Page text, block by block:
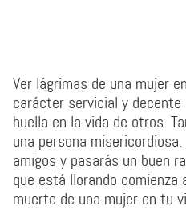
Ver lágrimas de una mujer
carácter servicial y decente
huella en la vida de otros.
una persona
amigos y pasarás un buen
que está llorando comienza
muerte de una mujer en tu